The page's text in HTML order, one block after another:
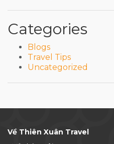
Categories
Blogs
Travel Tips
Uncategorized
Về Thiên Xuân Travel